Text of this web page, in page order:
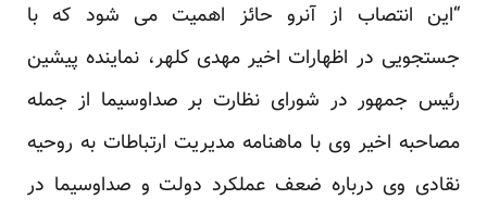
“این انتصاب از آنرو حائز اهمیت می شود که با
جستجویی در اظهارات اخیر مهدی کلهر، نماینده پیشین
رئیس جمهور در شورای نظارت بر صداوسیما از جمله
مصاحبه اخیر وی با ماهنامه مدیریت ارتباطات به روحیه
نقادی وی درباره ضعف عملکرد دولت و صداوسیما در